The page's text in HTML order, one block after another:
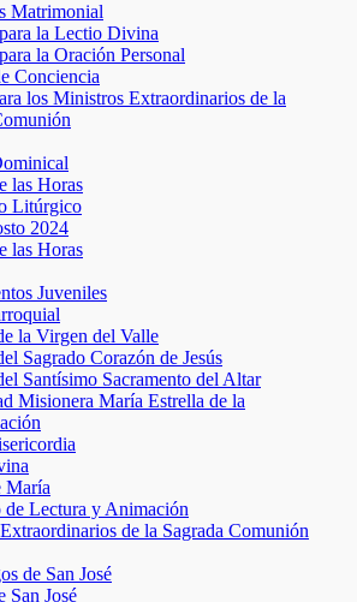
Matrimonial
la Lectio Divina
la Oración Personal
Conciencia
los Ministros Extraordinarios de la
las Horas
Litúrgico
2024
las Horas
Juveniles
la Virgen del Valle
Sagrado Corazón de Jesús
Santísimo Sacramento del Altar
Misionera María Estrella de la
María
Lectura y Animación
de la Sagrada Comunión
de San José
San José